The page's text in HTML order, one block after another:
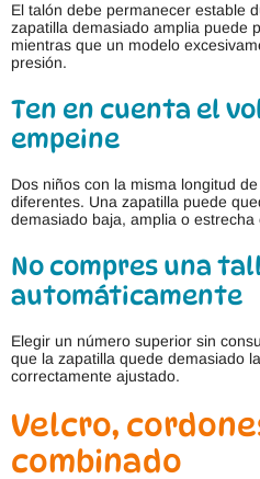
El talón debe permanecer estable
zapatilla demasiado amplia puede
mientras que un modelo
presión.
Ten en cuenta el
empeine
Dos niños con la misma longitud
diferentes. Una zapatilla puede
demasiado baja, amplia o estrecha
No compres una
automáticamente
Elegir un número superior sin
que la zapatilla quede demasiado
correctamente ajustado.
Velcro,
combinado